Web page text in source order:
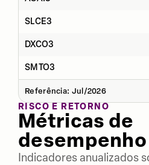
SLCE3
DXCO3
SMTO3
Referência: Jul/2026
RISCO E RETORNO
Métricas de
desempenho
Indicadores anualizados